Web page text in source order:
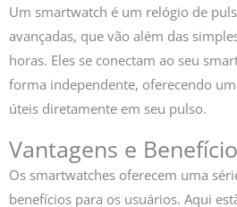
Um smartwatch é um relógio de
avançadas, que vão além das
horas. Eles se conectam ao seu
forma independente, oferecendo
úteis diretamente em seu pulso.
Vantagens e
Os smartwatches oferecem uma
benefícios para os usuários. Aqui